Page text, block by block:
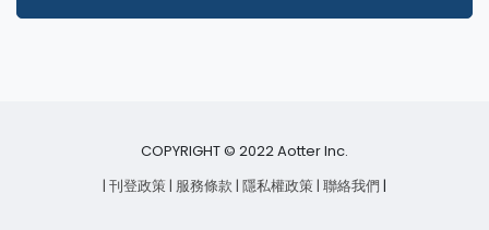
COPYRIGHT © 2022 Aotter Inc.
| 刊登政策| 服務條款 | 隱私權政策| 聯絡我們 |